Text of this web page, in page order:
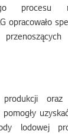
procesu
opracowało
produkcji
pomogły
lodowej